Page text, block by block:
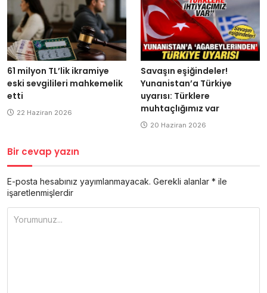
61 milyon TL’lik ikramiye
eski sevgilileri mahkemelik
etti
22 Haziran 2026
Savaşın eşiğindeler!
Yunanistan’a Türkiye
uyarısı: Türklere
muhtaçlığımız var
20 Haziran 2026
Bir cevap yazın
E-posta hesabınız yayımlanmayacak. Gerekli alanlar * ile
işaretlenmişlerdir